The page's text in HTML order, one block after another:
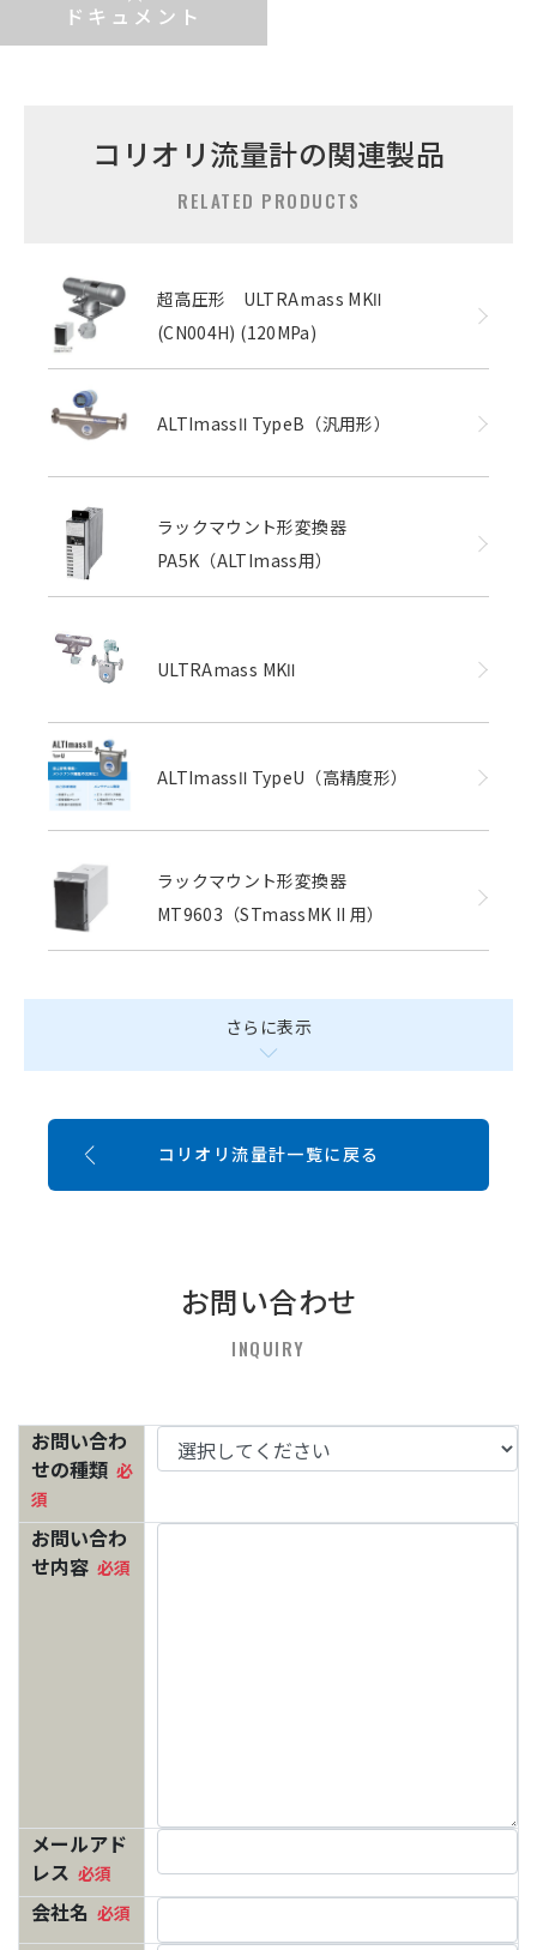
ドキュメント
コリオリ流量計の関連製品
RELATED PRODUCTS
超高圧形 ULTRAmass MKⅡ
(CN004H) (120MPa)
ALTImassⅡ TypeB（汎用形）
ラックマウント形変換器
PA5K（ALTImass用）
ULTRAmass MKⅡ
ALTImassⅡ TypeU（高精度形）
ラックマウント形変換器
MT9603（STmassMK II 用）
さらに表示
コリオリ流量計一覧に戻る
お問い合わせ
INQUIRY